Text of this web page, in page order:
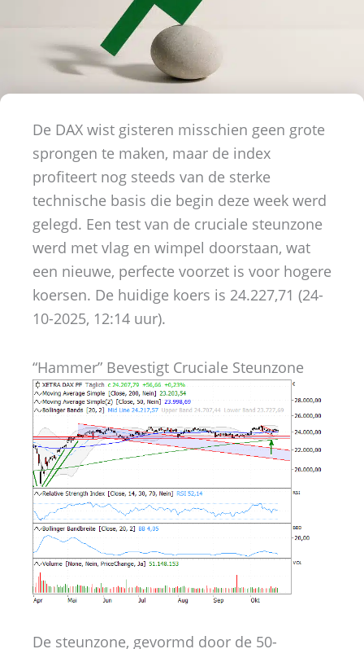
De DAX wist gisteren misschien geen grote
sprongen te maken, maar de index
profiteert nog steeds van de sterke
technische basis die begin deze week werd
gelegd. Een test van de cruciale steunzone
werd met vlag en wimpel doorstaan, wat
een nieuwe, perfecte voorzet is voor hogere
koersen. De huidige koers is 24.227,71 (24-
10-2025, 12:14 uur).
“Hammer” Bevestigt Cruciale Steunzone
De steunzone, gevormd door de 50-